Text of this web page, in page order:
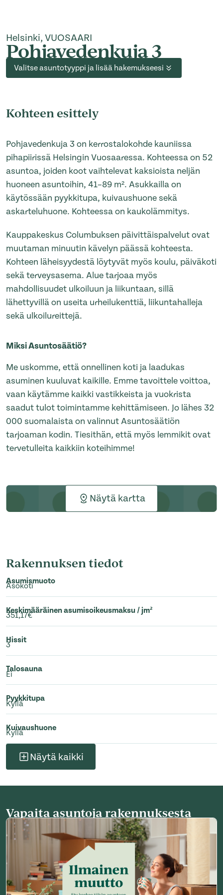
Helsinki, VUOSAARI
Pohjavedenkuja 3
Valitse asuntotyyppi ja lisää hakemukseesi
Kohteen esittely
Pohjavedenkuja 3 on kerrostalokohde kauniissa
pihapiirissä Helsingin Vuosaaressa. Kohteessa on 52
asuntoa, joiden koot vaihtelevat kaksioista neljän
huoneen asuntoihin, 41–89 m². Asukkailla on
käytössään pyykkitupa, kuivaushuone sekä
askarteluhuone. Kohteessa on kaukolämmitys.
Kauppakeskus Columbuksen päivittäispalvelut ovat
muutaman minuutin kävelyn päässä kohteesta.
Kohteen läheisyydestä löytyvät myös koulu, päiväkoti
sekä terveysasema. Alue tarjoaa myös
mahdollisuudet ulkoiluun ja liikuntaan, sillä
lähettyvillä on useita urheilukenttiä, liikuntahalleja
sekä ulkoilureittejä.
Miksi Asuntosäätiö?
Me uskomme, että onnellinen koti ja laadukas
asuminen kuuluvat kaikille. Emme tavoittele voittoa,
vaan käytämme kaikki vastikkeista ja vuokrista
saadut tulot toimintamme kehittämiseen. Jo lähes 32
000 suomalaista on valinnut Asuntosäätiön
tarjoaman kodin. Tiesithän, että myös lemmikit ovat
tervetulleita kaikkiin koteihimme!
Näytä kartta
Rakennuksen tiedot
Asumismuoto
Asokoti
Keskimääräinen asumisoikeusmaksu / jm²
351,17€
Hissit
3
Talosauna
Ei
Pyykkitupa
Kyllä
Kuivaushuone
Kyllä
Näytä kaikki
Vapaita asuntoja rakennuksesta